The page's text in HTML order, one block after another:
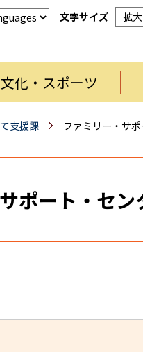
文字サイズ 拡大
化・スポーツ
支援課 ファミリー・サ
ポート・セン